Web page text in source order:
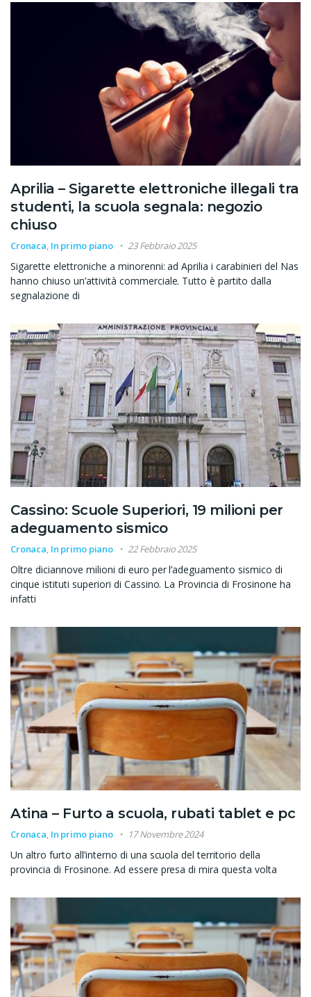
Aprilia – Sigarette elettroniche illegali tra
studenti, la scuola segnala: negozio
chiuso
Cronaca, In primo piano 23 Febbraio 2025
Sigarette elettroniche a minorenni: ad Aprilia i carabinieri del Nas
hanno chiuso un’attività commerciale. Tutto è partito dalla
segnalazione di
Cassino: Scuole Superiori, 19 milioni per
adeguamento sismico
Cronaca, In primo piano 22 Febbraio 2025
Oltre diciannove milioni di euro per l’adeguamento sismico di
cinque istituti superiori di Cassino. La Provincia di Frosinone ha
infatti
Atina – Furto a scuola, rubati tablet e pc
Cronaca, In primo piano 17 Novembre 2024
Un altro furto all’interno di una scuola del territorio della
provincia di Frosinone. Ad essere presa di mira questa volta